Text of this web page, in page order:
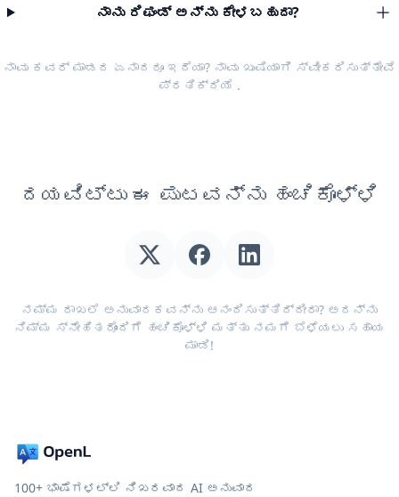
ನಾನು ರಿಫಂಡ್ ಅನ್ನು ಕೇಳಬಹುದಾ?
ನಾವು ಕವರ್ ಮಾಡದ ಏನಾದರೂ ಇದೆಯಾ? ನಾವು ಖುಷಿಯಾಗಿ ಸ್ವೀಕರಿಸುತ್ತೇವೆ
ಪ್ರತಿಕ್ರಿಯೆ .
ದಯವಿಟ್ಟು ಈ ಪುಟವನ್ನು ಹಂಚಿಕೊಳ್ಳಿ
ನಮ್ಮ ದಾಖಲೆ ಅನುವಾದಕವನ್ನು ಆನಂದಿಸುತ್ತಿದ್ದೀರಾ? ಅದನ್ನು
ನಿಮ್ಮ ಸ್ನೇಹಿತರೊಂದಿಗೆ ಹಂಚಿಕೊಳ್ಳಿ ಮತ್ತು ನಮಗೆ ಬೆಳೆಯಲು ಸಹಾಯ
ಮಾಡಿ!
100+ ಭಾಷೆಗಳಲ್ಲಿ ನಿಖರವಾದ AI ಅನುವಾದ